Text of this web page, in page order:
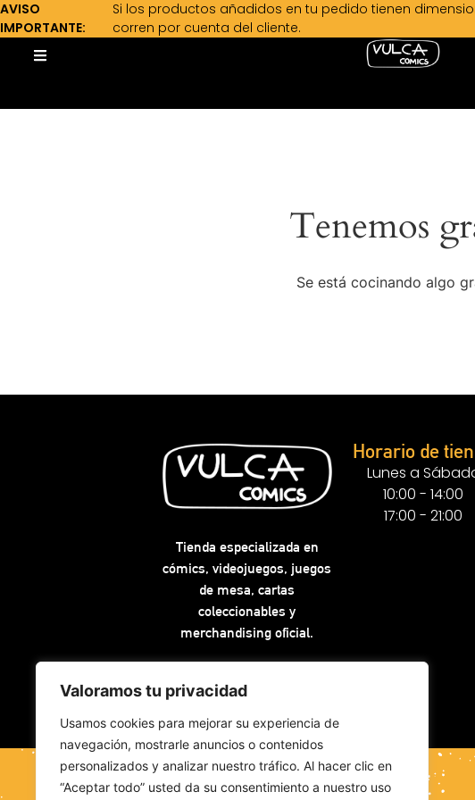
Valoramos tu privacidad
Usamos cookies para mejorar su experiencia de
navegación, mostrarle anuncios o contenidos
personalizados y analizar nuestro tráfico. Al hacer clic en
“Aceptar todo” usted da su consentimiento a nuestro uso
AVISO
IMPORTANTE:
Si los productos añadidos en tu pedido tienen
corren por cuenta del cliente.
Tenemos
Se está cocinando algo
Tienda especializada en
cómics, videojuegos, juegos
de mesa, cartas
coleccionables y
merchandising oficial.
Horario de
Lunes a
10:00 - 14:00
17:00 - 21:00